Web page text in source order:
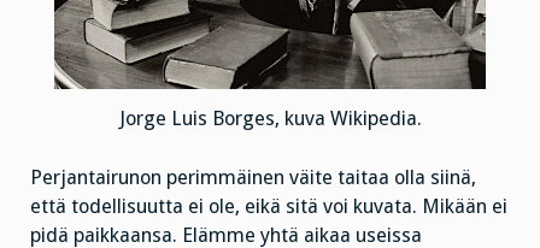
Jorge Luis Borges, kuva Wikipedia.
Perjantairunon perimmäinen väite taitaa olla siinä,
että todellisuutta ei ole, eikä sitä voi kuvata. Mikään ei
pidä paikkaansa. Elämme yhtä aikaa useissa